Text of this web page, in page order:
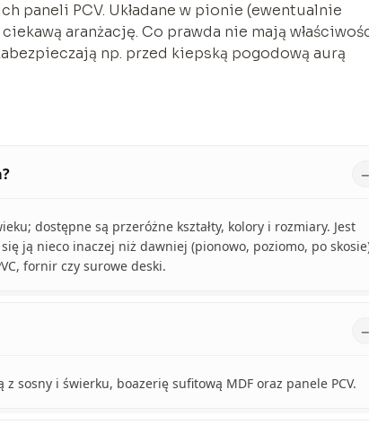
paneli PCV. Układane w pionie (ewentualnie
aranżację. Co prawda nie mają
np. przed kiepską pogodową aurą
dostępne są przeróżne kształty, kolory i rozmiary. Jest
ją nieco inaczej niż dawniej (pionowo, poziomo, po
fornir czy surowe deski.
sosny i świerku, boazerię sufitową MDF oraz panele PCV.